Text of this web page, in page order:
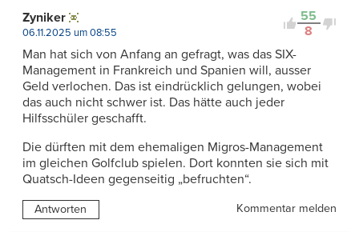
55
8
Zyniker
06.11.2025 um 08:55
Man hat sich von Anfang an gefragt, was das SIX-
Management in Frankreich und Spanien will, ausser
Geld verlochen. Das ist eindrücklich gelungen, wobei
das auch nicht schwer ist. Das hätte auch jeder
Hilfsschüler geschafft.
Die dürften mit dem ehemaligen Migros-Management
im gleichen Golfclub spielen. Dort konnten sie sich mit
Quatsch-Ideen gegenseitig „befruchten“.
Antworten Kommentar melden